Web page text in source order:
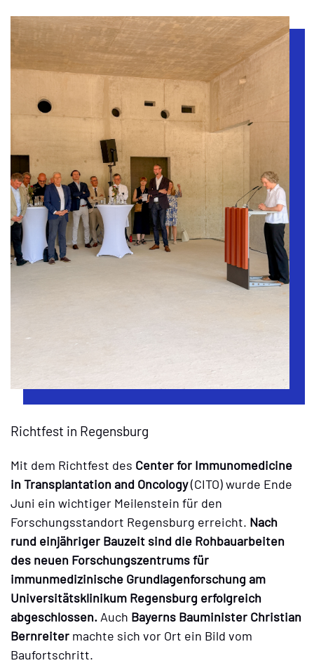
Richtfest in Regensburg
Mit dem Richtfest des Center for Immunomedicine
in Transplantation and Oncology(CITO) wurde Ende
Juni ein wichtiger Meilenstein für den
Forschungsstandort Regensburg erreicht. Nach
rund einjähriger Bauzeit sind die Rohbauarbeiten
des neuen Forschungszentrums für
immunmedizinische Grundlagenforschung am
Universitätsklinikum Regensburg erfolgreich
abgeschlossen. Auch Bayerns Bauminister Christian
Bernreiter machte sich vor Ort ein Bild vom
Baufortschritt.